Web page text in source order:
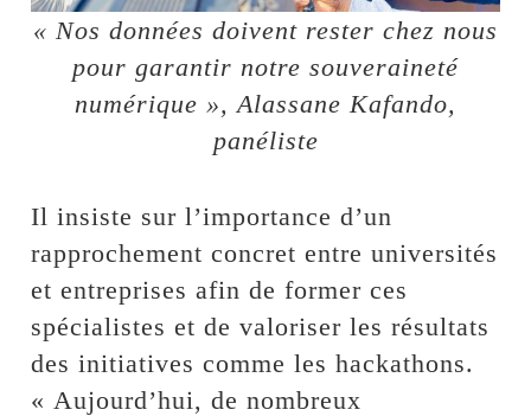
« Nos données doivent rester chez nous
pour garantir notre souveraineté
numérique », Alassane Kafando,
panéliste
Il insiste sur l’importance d’un
rapprochement concret entre universités
et entreprises afin de former ces
spécialistes et de valoriser les résultats
des initiatives comme les hackathons.
« Aujourd’hui, de nombreux